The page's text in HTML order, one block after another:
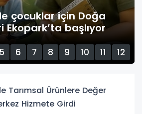
Köyü Lotus’ta ilk
sevinci
5 6 7 8 9 10 11
12
Tarımsal Ürünlere Değer
Hizmete Girdi